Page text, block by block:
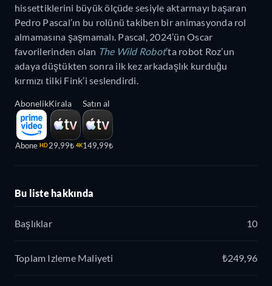
hissettiklerini büyük ölçüde sesiyle aktarmayı başaran
Pedro Pascal’ın bu rolünü takiben bir animasyonda rol
almamasına şaşmamalı. Pascal, 2024’ün Oscar
favorilerinden olan The Wild Robot’ta robot Roz’un
adaya düştükten sonra ilk kez arkadaşlık kurduğu
kırmızı tilki Fink’i seslendirdi.
Abonelik
Abone HD
Kirala
29,99₺ 4K
Satın al
149,99₺
Bu liste hakkında
Başlıklar 10
Toplam Izleme Maliyeti ₺249,96